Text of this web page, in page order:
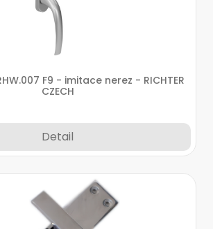
F9 - imitace nerez - RICHTER
CZECH
Detail